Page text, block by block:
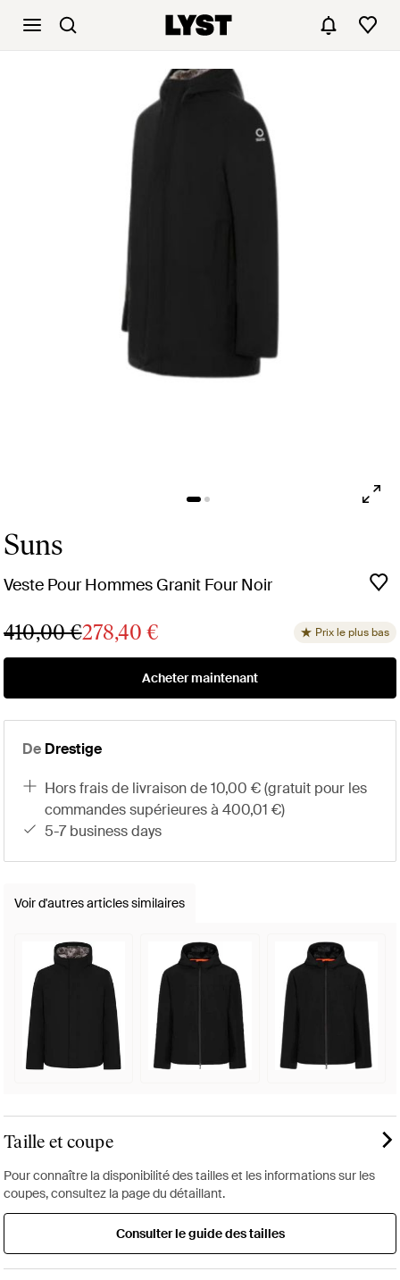
Suns
Veste Pour Hommes Granit Four Noir
410,00 €278,40 € Prix le plus bas
Acheter maintenant
De Drestige
hors frais de livraison de 10,00 € (gratuit pour les
commandes supérieures à 400,01 €)
5-7 business days
Voir d'autres articles similaires
Taille et coupe
Pour connaître la disponibilité des tailles et les informations sur les
coupes, consultez la page du détaillant.
Consulter le guide des tailles